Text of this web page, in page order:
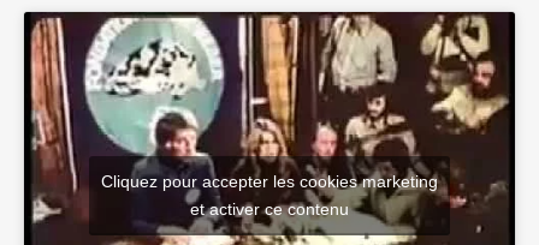
Cliquez pour accepter les cookies marketing
et activer ce contenu